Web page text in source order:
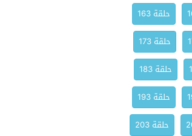
حلقة 163
حلقة 173
حلقة 183
حلقة 193
حلقة 203